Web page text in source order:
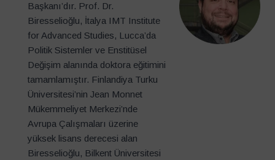
Başkanı’dır. Prof. Dr.
Biresselioğlu, İtalya IMT Institute
for Advanced Studies, Lucca’da
Politik Sistemler ve Enstitüsel
Değişim alanında doktora eğitimini
tamamlamıştır. Finlandiya Turku
Üniversitesi’nin Jean Monnet
Mükemmeliyet Merkezi’nde
Avrupa Çalışmaları üzerine
yüksek lisans derecesi alan
Biresselioğlu, Bilkent Üniversitesi